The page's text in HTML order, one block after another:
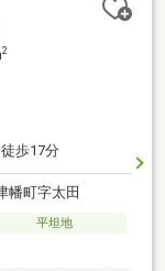
2
歩17分
幡町字太田
平坦地